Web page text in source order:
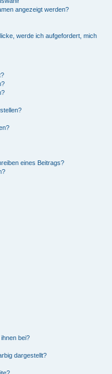
angezeigt werden?
werde ich aufgefordert, mich
eines Beitrags?
bei?
dargestellt?